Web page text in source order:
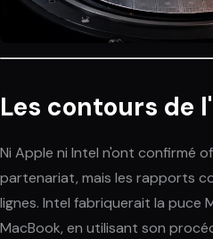
Les contours de
Ni Apple ni Intel n'ont confirmé
partenariat, mais les rapports
lignes. Intel fabriquerait la puce
MacBook, en utilisant son